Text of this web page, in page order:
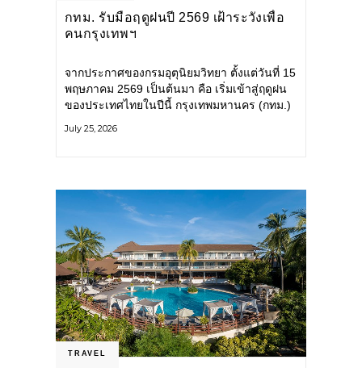
กทม. รับมือฤดูฝนปี 2569 เฝ้าระวังเพื่อ
คนกรุงเทพฯ
จากประกาศของกรมอุตุนิยมวิทยา ตั้งแต่วันที่ 15
พฤษภาคม 2569 เป็นต้นมา คือ เริ่มเข้าสู่ฤดูฝน
ของประเทศไทยในปีนี้ กรุงเทพมหานคร (กทม.)
โครงสร้างพื้นฐาน
July 25, 2026
TRAVEL